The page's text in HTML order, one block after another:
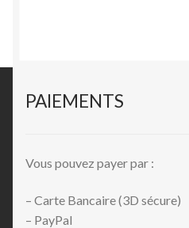
PAIEMENTS
Vous pouvez payer par :
– Carte Bancaire (3D sécure)
– PayPal